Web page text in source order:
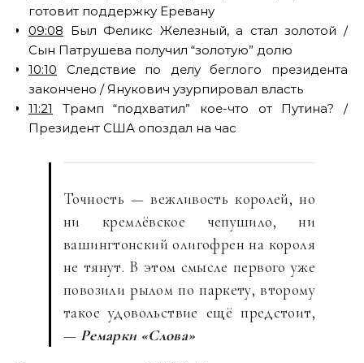
готовит поддержку Еревану
09:08 Был Феликс Железный, а стал золотой /
Сын Патрушева получил “золотую” долю
10:10 Следствие по делу беглого президента
закончено / Янукович узурпировал власть
11:21
Трамп “подхватил” кое-что от Путина? /
Президент США опоздал на час
Точность — вежливость королей, но
ни кремлёвское чепушило, ни
вашингтонский олигофрен на короля
не тянут. В этом смысле первого уже
повозили рылом по паркету, второму
такое удовольствие ещё предстоит,
— Ремарки «Слова»